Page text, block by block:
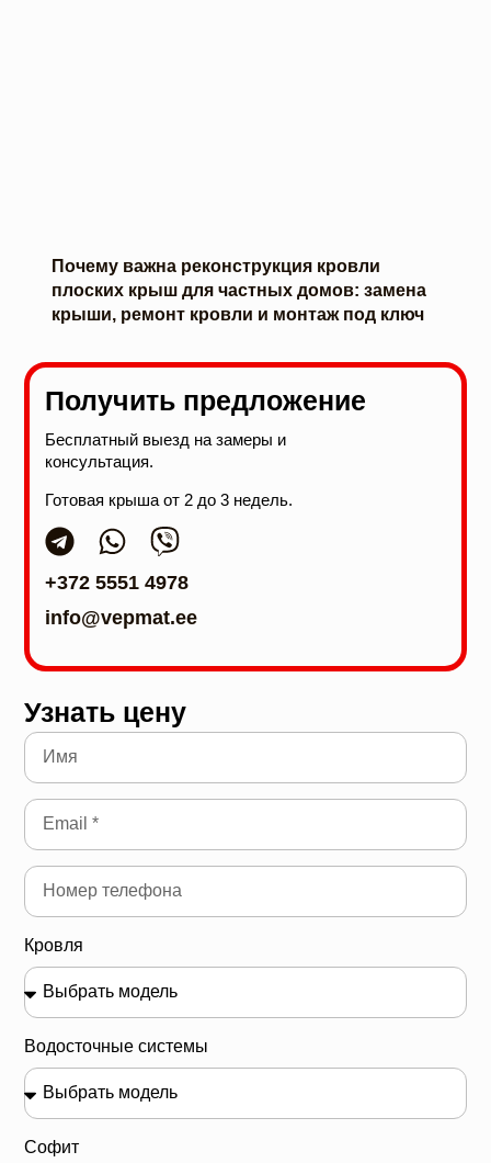
Почему важна реконструкция кровли
плоских крыш для частных домов: замена
крыши, ремонт кровли и монтаж под ключ
Получить предложение
Бесплатный выезд на замеры и
консультация.
Готовая крыша от 2 до 3 недель.
+372 5551 4978
info@vepmat.ee
Узнать цену
Кровля
Водосточные системы
Софит